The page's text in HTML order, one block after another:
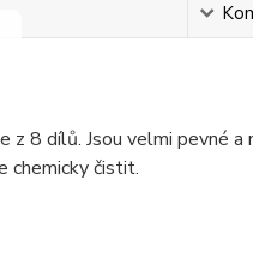
8 dílů. Jsou velmi pevné
chemicky čistit.